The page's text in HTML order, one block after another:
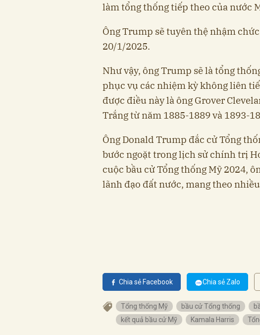
làm tổng thống tiếp theo của nước
Ông Trump sẽ tuyên thệ nhậm
20/1/2025.
Như vậy, ông Trump sẽ là tổng
phục vụ các nhiệm kỳ không liên
được điều này là ông Grover
Trắng từ năm 1885-1889 và 1893-
Ông Donald Trump đắc cử Tổng
bước ngoặt trong lịch sử chính trị
cuộc bầu cử Tổng thống Mỹ 2024,
lãnh đạo đất nước, mang theo
Chia sẻ Facebook Chia sẻ Zalo
Tổng thống Mỹ bầu cử Tổng thống
kết quả bầu cử Mỹ
Kamala Harris